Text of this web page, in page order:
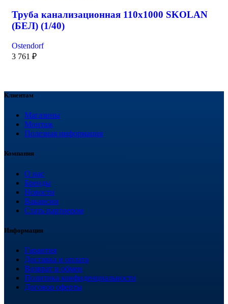
Труба канализационная 110х1000 SKOLAN
(БЕЛ) (1/40)
Ostendorf
3 761 ₽
Клиентам
Магазины
Монтаж
Полезная информация
Компания
О нас
Бренды
Новости
Вакансии
Стать партнером
Информация
Гарантия
Доставка и оплата
Возврат и обмен
Политика конфиденциальности
Договор оферты